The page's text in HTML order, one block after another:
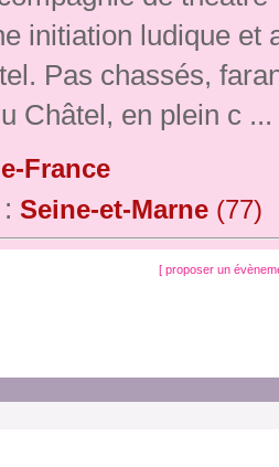
initiation ludique et
Pas chassés,
Châtel, en plein c ...
France
Seine-et-Marne (77)
[ proposer un